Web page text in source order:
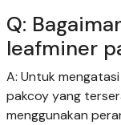
Q:
leafminer
A: Untuk
pakcoy yang
menggunakan